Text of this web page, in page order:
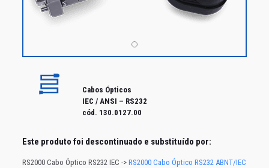
Cabos Ópticos
IEC / ANSI – RS232
cód. 130.0127.00
Este produto foi descontinuado e substituído por:
RS2000 Cabo Óptico RS232 IEC -> RS2000 Cabo Óptico RS232 ABNT/IEC